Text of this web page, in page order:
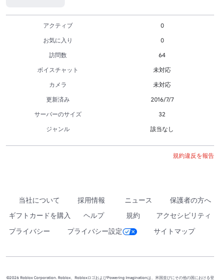
アクティブ
0
お気に入り
0
訪問数
64
ボイスチャット
未対応
カメラ
未対応
更新済み
2016/7/7
サーバーのサイズ
32
ジャンル
該当なし
規約違反を報告
当社について 採用情報 ニュース
保護者の方へ
ギフトカードを購入
ヘルプ 規約
アクセシビリティ
プライバシー
プライバシー設定 サイトマップ
©2026 Roblox Corporation. Roblox、RobloxロゴおよびPowering Imaginationは、米国並びにその他の国における登